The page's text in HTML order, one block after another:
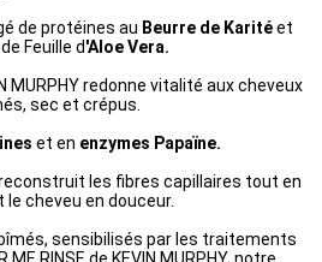
de protéines au Beurre de Karitéet
Feuille d'Aloe Vera.
MURPHY redonne vitalité aux cheveux
sec et crépus.
et en enzymes Papaïne.
les fibres capillaires tout en
cheveu en douceur.
sensibilisés par les traitements
de KEVIN MURPHY, notre